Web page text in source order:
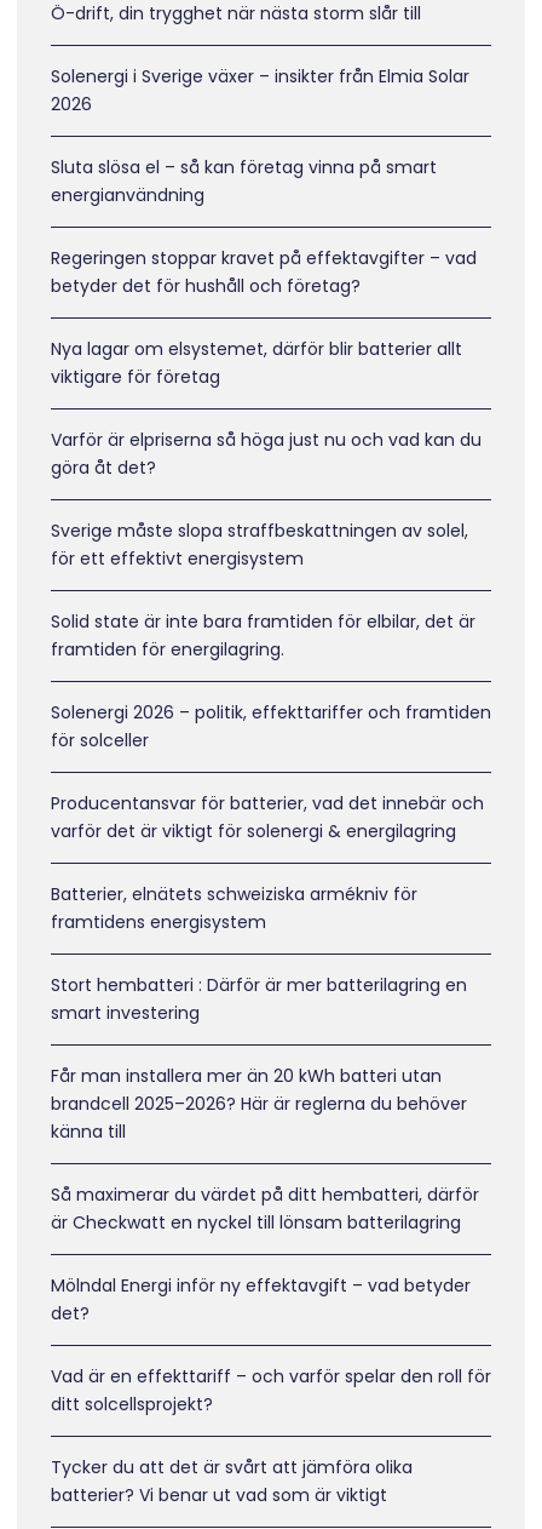
Ö-drift, din trygghet när nästa storm slår till
Solenergi i Sverige växer – insikter från Elmia Solar
2026
Sluta slösa el – så kan företag vinna på smart
energianvändning
Regeringen stoppar kravet på effektavgifter – vad
betyder det för hushåll och företag?
Nya lagar om elsystemet, därför blir batterier allt
viktigare för företag
Varför är elpriserna så höga just nu och vad kan du
göra åt det?
Sverige måste slopa straffbeskattningen av solel,
för ett effektivt energisystem
Solid state är inte bara framtiden för elbilar, det är
framtiden för energilagring.
Solenergi 2026 – politik, effekttariffer och framtiden
för solceller
Producentansvar för batterier, vad det innebär och
varför det är viktigt för solenergi & energilagring
Batterier, elnätets schweiziska armékniv för
framtidens energisystem
Stort hembatteri : Därför är mer batterilagring en
smart investering
Får man installera mer än 20 kWh batteri utan
brandcell 2025–2026? Här är reglerna du behöver
känna till
Så maximerar du värdet på ditt hembatteri, därför
är Checkwatt en nyckel till lönsam batterilagring
Mölndal Energi inför ny effektavgift – vad betyder
det?
Vad är en effekttariff – och varför spelar den roll för
ditt solcellsprojekt?
Tycker du att det är svårt att jämföra olika
batterier? Vi benar ut vad som är viktigt